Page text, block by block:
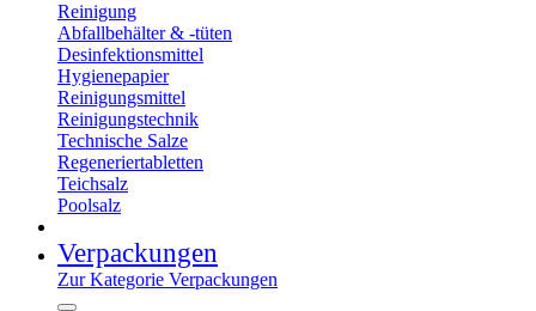
Reinigung
Abfallbehälter & -tüten
Desinfektionsmittel
Hygienepapier
Reinigungsmittel
Reinigungstechnik
Technische Salze
Regeneriertabletten
Teichsalz
Poolsalz
Verpackungen
Zur Kategorie Verpackungen